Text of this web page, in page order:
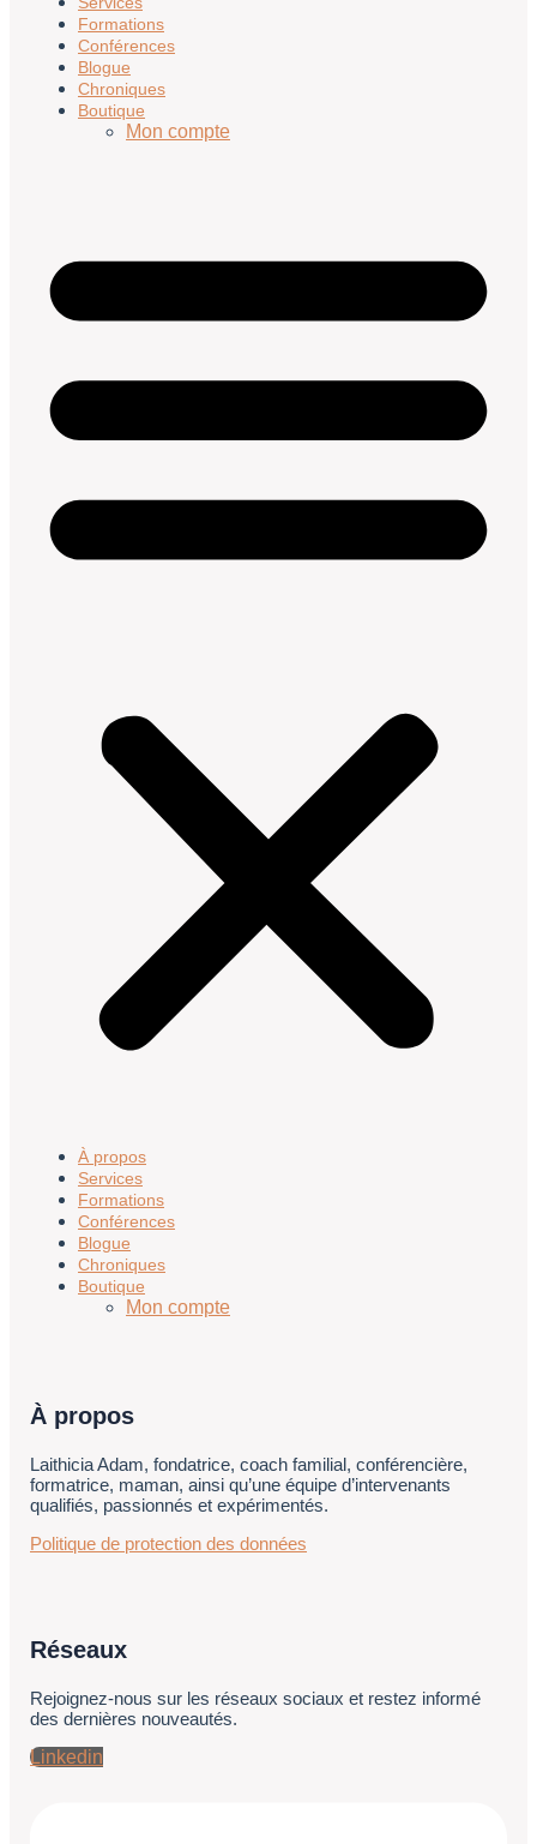
Formations
Conférences
Blogue
Chroniques
Boutique
Mon compte
À propos
Services
Formations
Conférences
Blogue
Chroniques
Boutique
Mon compte
À propos
Laithicia Adam, fondatrice, coach familial, conférencière,
formatrice, maman, ainsi qu’une équipe d’intervenants
qualifiés, passionnés et expérimentés.
Politique de protection des données
Réseaux
Rejoignez-nous sur les réseaux sociaux et restez informé
des dernières nouveautés.
Linkedin